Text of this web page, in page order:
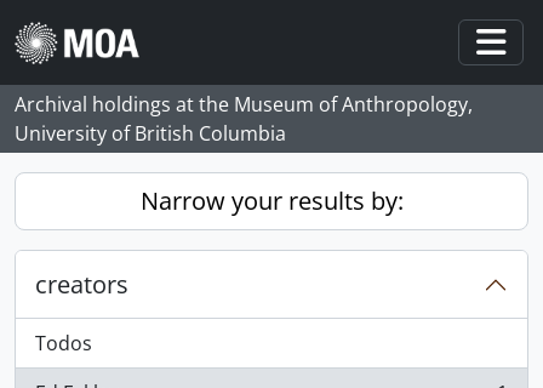
Skip to main content
Archival holdings at the Museum of Anthropology,
University of British Columbia
Narrow your results by:
creators
Todos